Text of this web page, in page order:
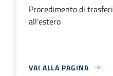
Procedimento di
all'estero
VAI ALLA PAGINA